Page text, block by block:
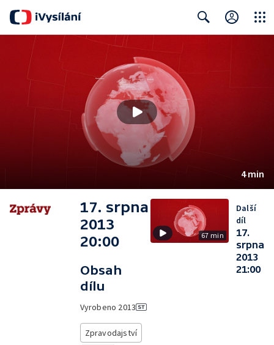
4 min
17. srpna
2013
20:00
Obsah
dílu
Vyrobeno 2013
Zpravodajství
67 min
Další
díl
17.
srpna
2013
21:00